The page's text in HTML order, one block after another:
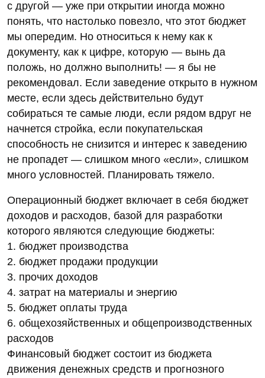
с другой — уже при открытии иногда можно
понять, что настолько повезло, что этот бюджет
мы опередим. Но относиться к нему как к
документу, как к цифре, которую — вынь да
положь, но должно выполнить! — я бы не
рекомендовал. Если заведение открыто в нужном
месте, если здесь действительно будут
собираться те самые люди, если рядом вдруг не
начнется стройка, если покупательская
способность не снизится и интерес к заведению
не пропадет — слишком много «если», слишком
много условностей. Планировать тяжело.
Операционный бюджет включает в себя бюджет
доходов и расходов, базой для разработки
которого являются следующие бюджеты:
1. бюджет производства
2. бюджет продажи продукции
3. прочих доходов
4. затрат на материалы и энергию
5. бюджет оплаты труда
6. общехозяйственных и общепроизводственных
расходов
Финансовый бюджет состоит из бюджета
движения денежных средств и прогнозного